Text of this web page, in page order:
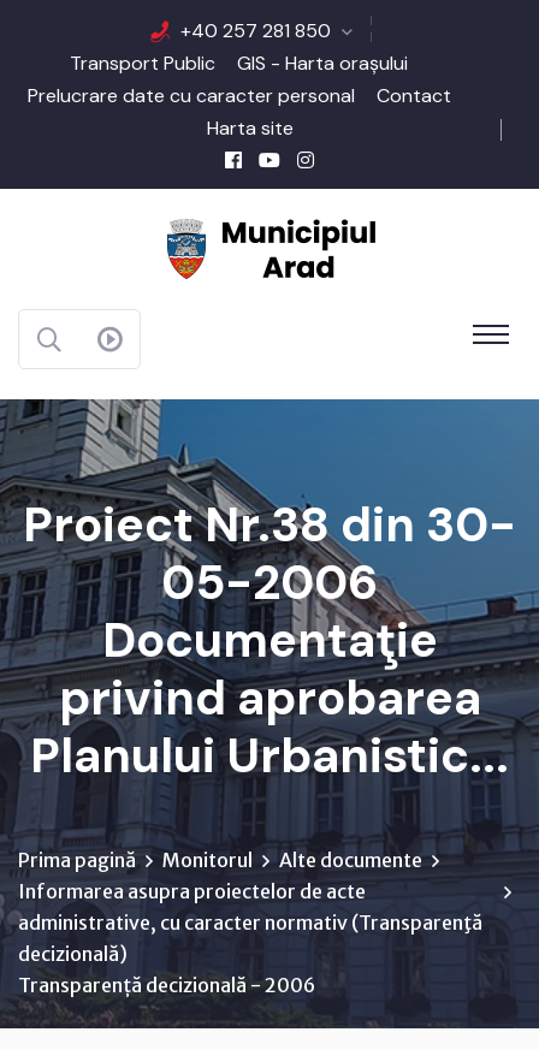
+40 257 281 850
Transport Public
GIS - Harta orașului
Prelucrare date cu caracter personal
Contact
Harta site
Proiect Nr.38 din 30-
05-2006
Documentaţie
privind aprobarea
Planului Urbanistic...
Prima pagină Monitorul
Alte documente
Informarea asupra proiectelor de acte
administrative, cu caracter normativ (Transparenţă
decizională)
Transparență decizională - 2006